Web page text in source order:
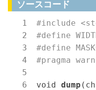
ソースコード
#include
#define
#define
#pragma
void dump